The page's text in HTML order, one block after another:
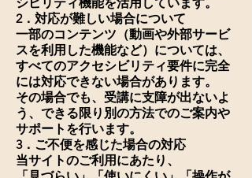
2．対応が難しい場合について
一部のコンテンツ（動画や外部サービ
スを利用した機能など）については、
すべてのアクセシビリティ要件に完全
には対応できない場合があります。
その場合でも、受講に支障が出ないよ
う、できる限り別の方法でのご案内や
サポートを行います。
3．ご不便を感じた場合の対応
当サイトのご利用にあたり、